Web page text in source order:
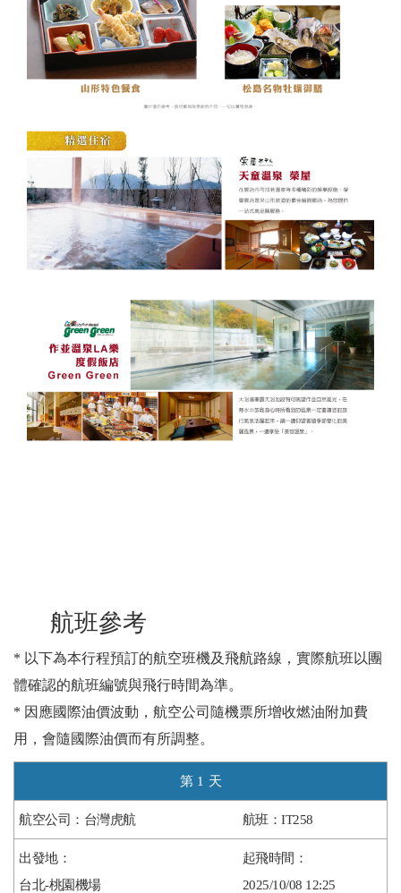
航班參考
* 以下為本行程預訂的航空班機及飛航路線，實際航班以團
體確認的航班編號與飛行時間為準。
* 因應國際油價波動，航空公司隨機票所增收燃油附加費
用，會隨國際油價而有所調整。
1
台灣虎航 IT258
台北-桃園機場 2025/10/08 12:25